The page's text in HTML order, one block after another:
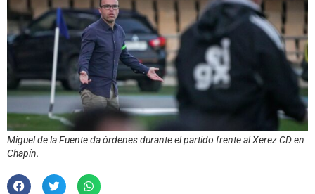
Miguel de la Fuente da órdenes durante el partido frente al Xerez CD en
Chapín.